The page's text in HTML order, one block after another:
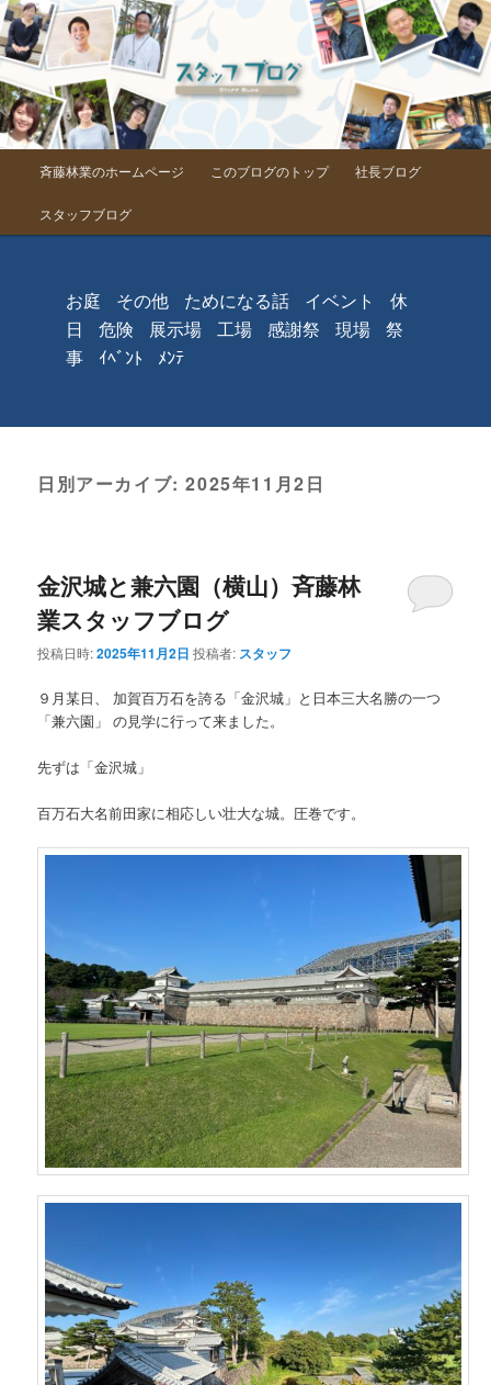
メインメニュー
メインコンテンツへ移動
サブコンテンツへ移動
斉藤林業のホームページ このブログのトップ 社長ブログ
スタッフブログ
お庭 その他 ためになる話 イベント
休
日
危険 展示場 工場 感謝祭 現場
祭
事
ｲﾍﾞﾝﾄ ﾒﾝﾃ
日別アーカイブ:2025年11月2日
金沢城と兼六園（横山）斉藤林
業スタッフブログ
投稿日時:2025年11月2日 投稿者: スタッフ
９月某日、 加賀百万石を誇る「金沢城」と日本三大名勝の一つ
「兼六園」 の見学に行って来ました。
先ずは「金沢城」
百万石大名前田家に相応しい壮大な城。圧巻です。